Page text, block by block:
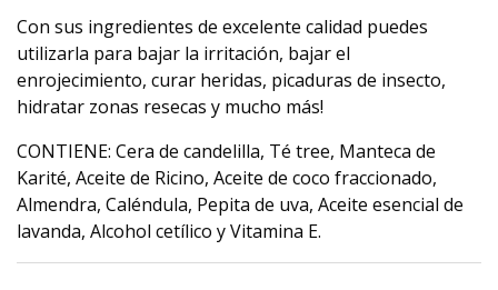
Con sus ingredientes de excelente calidad puedes
utilizarla para bajar la irritación, bajar el
enrojecimiento, curar heridas, picaduras de insecto,
hidratar zonas resecas y mucho más!
CONTIENE: Cera de candelilla, Té tree, Manteca de
Karité, Aceite de Ricino, Aceite de coco fraccionado,
Almendra, Caléndula, Pepita de uva, Aceite esencial de
lavanda, Alcohol cetílico y Vitamina E.